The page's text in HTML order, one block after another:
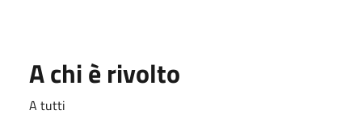
A chi è rivolto
A tutti